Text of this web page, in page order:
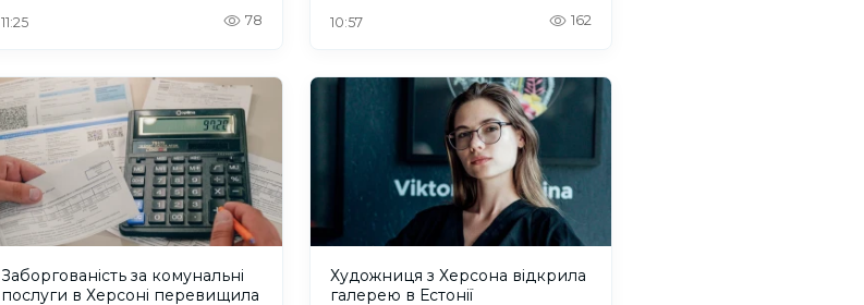
11:25 78
зв'язком
10:57 162
Заборгованість за комунальні
послуги в Херсоні перевищила
Художниця з Херсона відкрила
галерею в Естонії